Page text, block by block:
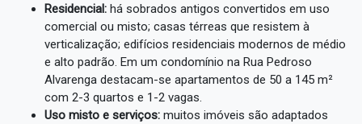
Residencial: há sobrados antigos convertidos em uso
comercial ou misto; casas térreas que resistem à
verticalização; edifícios residenciais modernos de médio
e alto padrão. Em um condomínio na Rua Pedroso
Alvarenga destacam-se apartamentos de 50 a 145 m²
com 2-3 quartos e 1-2 vagas.
Uso misto e serviços: muitos imóveis são adaptados